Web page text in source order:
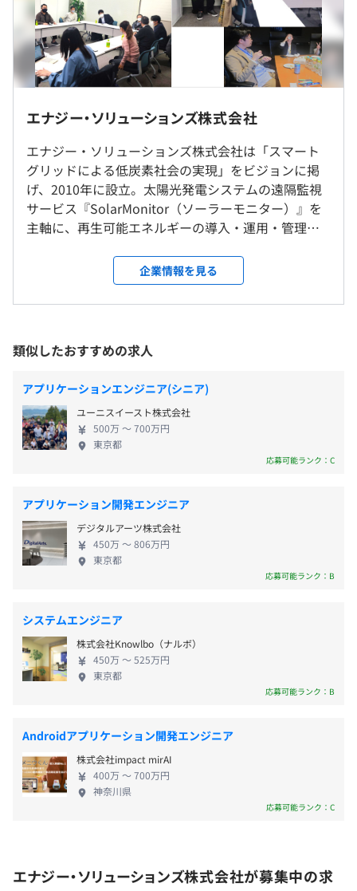
・スキルアップ支援制度：書籍購入や外部研修の費用を補
助
・勉強会支援制度：技術向上のための社内勉強会を自由に
企画可能、登壇や主催にはインセンティブあり
若手技術者が多く、和気あいあいとした環境です。
半期ごとの目標設定、振り返りによる評価をおこなってい
今回配属されるシステム開発事業部：20名
【勤務地】
就業場所の変更範囲
＜雇入時＞
東京オフィス、および自宅
＜変更範囲＞
会社の定める場所
受動喫煙防止措置に関する事項
【本社】
麹町駅徒歩1分、半蔵門駅徒歩7分
■賞与：年2回（1カ月×2）
（※想定年収 は年収提示額を保証するものではありません）
9：00～18：00
休憩時間：休憩60分 ※昼食時間は業務の都合により各々
の自主性に任せています
・土曜、日曜、祝日
・夏期休暇（7~9月の間に3日間取得可能、初年度は入社
時期による）
・年末年始休暇
・慶弔休暇
・産前産後休暇
・育児休暇
通勤交通費（5万円まで）
年2回
社会保険完備（健康保険・厚生年金加入・雇用保険・労災
エナジー・ソリューションズ株式会社
エナジー・ソリューションズ株式会社は「スマート
グリッドによる低炭素社会の実現」をビジョンに掲
げ、2010年に設立。太陽光発電システムの遠隔監視
サービス『SolarMonitor（ソーラーモニター）』を
主軸に、再生可能エネルギーの導入・運用・管理シ
ビス開発のほか、人材派遣業として常駐での受託開
発もおこなっています。 さまざまなプロジェクトに
参画しながら、技術を磨くことができるので、エン
開催しているため、お互いの知識を共有して幅広い
技術を学ぶことができます。また、現場へのフォロー
体制も進めることで、技術者が働きやすい環境づく
りを推進していきます。 残業を推奨しない社風のた
め、残業時間は平均15h程度と少なく、ワークライフ
バランスが充実している職場です。チームで目標達成
することを大切にしており、人間的に信頼できたり、
す。そのため、フラットなコミュニケーションを取り
ながら、心地よく働くことができます。
企業情報を見る
類似したおすすめの求人
アプリケーションエンジニア(シニア)
ユーニスイースト株式会社
500万 〜 700万円
東京都
応募可能ランク：C
アプリケーション開発エンジニア
デジタルアーツ株式会社
450万 〜 806万円
東京都
応募可能ランク：B
システムエンジニア
株式会社Knowlbo（ナルボ）
450万 〜 525万円
東京都
応募可能ランク：B
Androidアプリケーション開発エンジニア
株式会社impact mirAI
400万 〜 700万円
神奈川県
応募可能ランク：C
エナジー・ソリューションズ株式会社が募集中の求